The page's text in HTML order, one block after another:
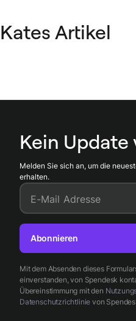
Kates Artikel
Kein Update
Melden Sie sich an, um die
erhalten.
E-Mail Adresse
Mit dem Absenden dieses
einverstanden, von Spendesk
Übereinstimmung mit den
Datenschutzrichtlinie von
Abonnieren